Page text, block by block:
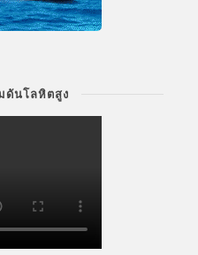
ดันโลหิตสูง